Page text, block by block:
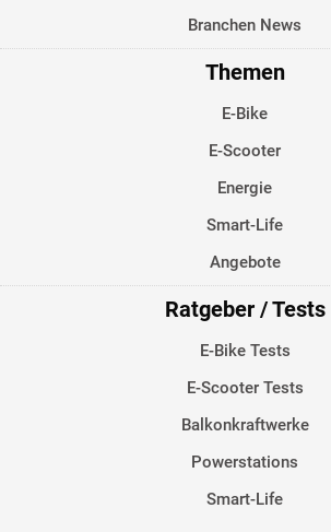
Branchen News
Themen
E-Bike
E-Scooter
Energie
Smart-Life
Angebote
Ratgeber / Tests
E-Bike Tests
E-Scooter Tests
Balkonkraftwerke
Powerstations
Smart-Life